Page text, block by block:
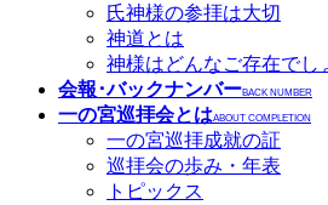
氏神様の参拝は大切
神道とは
神様はどんなご存在でし
会報･バックナンバーBACK NUMBER
一の宮巡拝会とはABOUT COMPLETION
一の宮巡拝成就の証
巡拝会の歩み・年表
トピックス